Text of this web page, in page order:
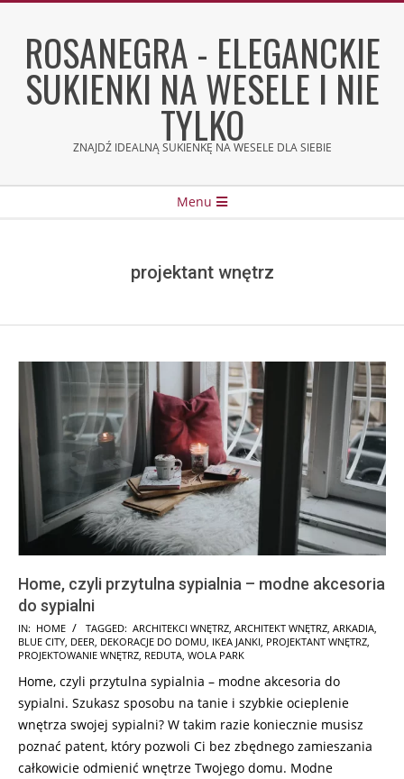
contentROSANEGRA - ELEGANCKIE
SUKIENKI NA WESELE I NIE
TYLKO
ZNAJDŹ IDEALNĄ SUKIENKĘ NA WESELE DLA SIEBIE
Menu
projektant wnętrz
Home, czyli przytulna sypialnia – modne akcesoria
do sypialni
2025-
01-
IN: HOME TAGGED: ARCHITEKCI WNĘTRZ ARCHITEKT WNĘTRZ ARKADIA
BLUE CITY DEER DEKORACJE DO DOMU IKEA JANKI PROJEKTANT WNĘTRZ
PROJEKTOWANIE WNĘTRZ REDUTA WOLA PARK
Home, czyli przytulna sypialnia – modne akcesoria do
sypialni. Szukasz sposobu na tanie i szybkie ocieplenie
wnętrza swojej sypialni? W takim razie koniecznie musisz
poznać patent, który pozwoli Ci bez zbędnego zamieszania
całkowicie odmienić wnętrze Twojego domu. Modne